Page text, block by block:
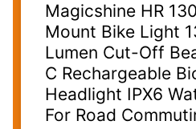
Magicshine HR
Mount Bike Light
Lumen Cut-Off
C Rechargeable
Headlight IPX6
For Road